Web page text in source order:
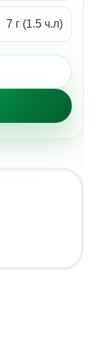
7 г (1.5 ч.л)